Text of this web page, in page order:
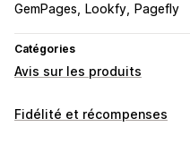
GemPages
Lookfy Pagefly
Catégories
Avis sur les produits
Options d’affichage
Fidélité et récompenses